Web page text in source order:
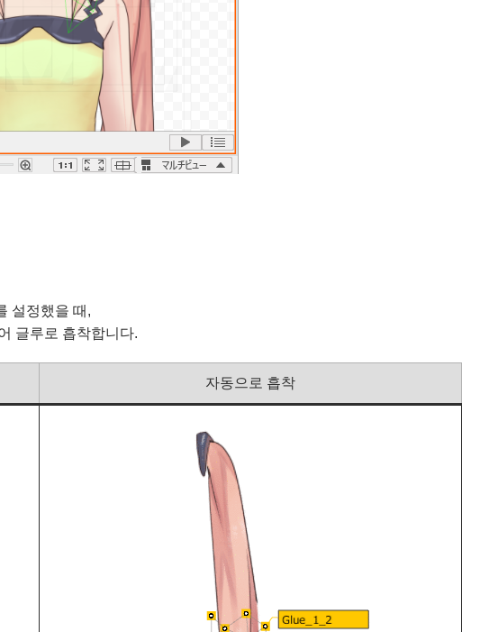
설정했을 때,
글루로 흡착합니다.
자동으로 흡착